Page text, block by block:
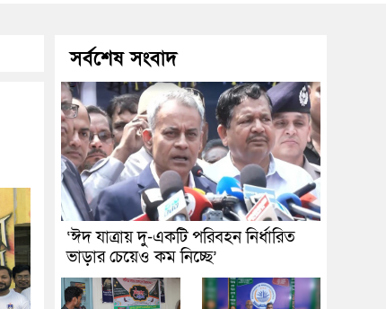
সর্বশেষ সংবাদ
‘ঈদ যাত্রায় দু-একটি পরিবহন নির্ধারিত
ভাড়ার চেয়েও কম নিচ্ছে’